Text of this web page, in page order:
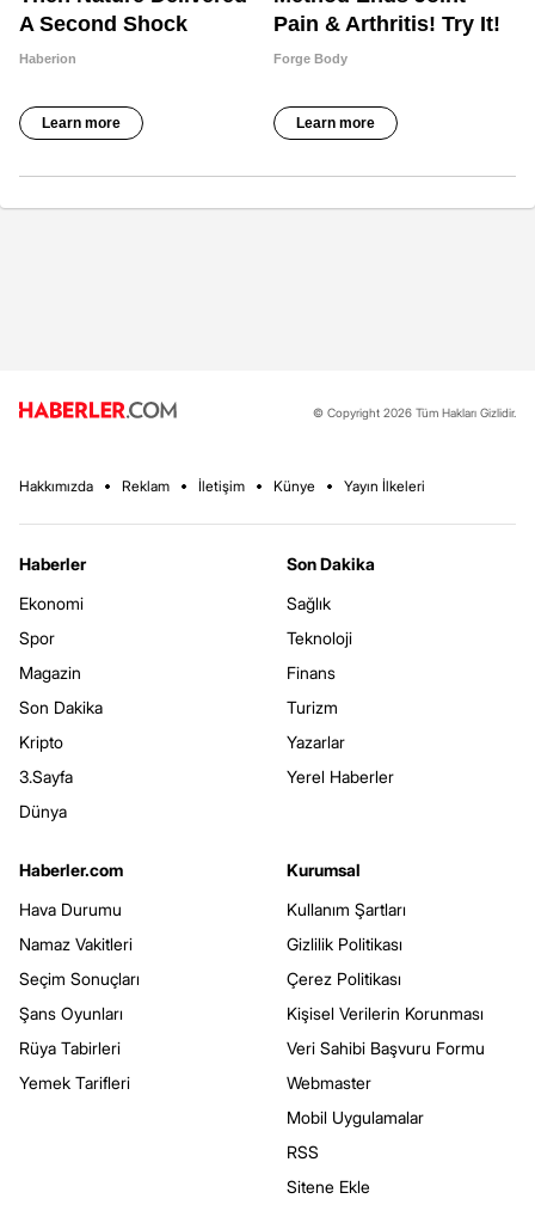
© Copyright 2026 Tüm Hakları Gizlidir.
Hakkımızda Reklam İletişim Künye Yayın İlkeleri
Haberler
Ekonomi
Spor
Magazin
Son Dakika
Kripto
3.Sayfa
Dünya
Son Dakika
Sağlık
Teknoloji
Finans
Turizm
Yazarlar
Yerel Haberler
Haberler.com
Hava Durumu
Namaz Vakitleri
Seçim Sonuçları
Şans Oyunları
Rüya Tabirleri
Yemek Tarifleri
Kurumsal
Kullanım Şartları
Gizlilik Politikası
Çerez Politikası
Kişisel Verilerin Korunması
Veri Sahibi Başvuru Formu
Webmaster
Mobil Uygulamalar
RSS
Sitene Ekle